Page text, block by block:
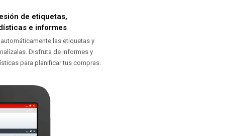
de etiquetas,
e informes
las etiquetas y
Disfruta de informes y
para planificar tus compras.